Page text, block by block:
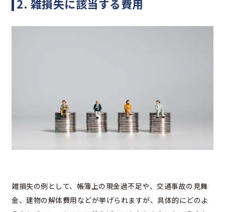
2. 雑損失に該当する費用
雑損失の例として、帳簿上の現金過不足や、交通事故の見舞
金、建物の解体費用などが挙げられますが、具体的にどのよ